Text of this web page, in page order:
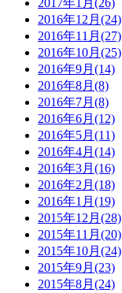
2017年1月(26)
2016年12月(24)
2016年11月(27)
2016年10月(25)
2016年9月(14)
2016年8月(8)
2016年7月(8)
2016年6月(12)
2016年5月(11)
2016年4月(14)
2016年3月(16)
2016年2月(18)
2016年1月(19)
2015年12月(28)
2015年11月(20)
2015年10月(24)
2015年9月(23)
2015年8月(24)